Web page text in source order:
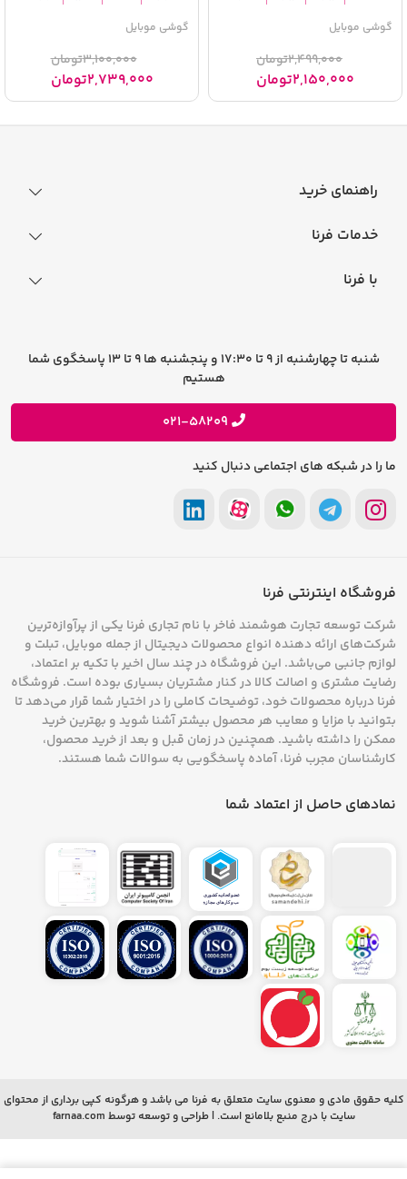
گوشی موبایل
2,499,000تومان
2,150,000تومان
گوشی موبایل
3,100,000تومان
2,739,000تومان
راهنمای خرید
راهنمای خرید اقساطی
خدمات فرنا
شرایط و قوانین
با فرنا
فرصت های شغلی
پیشنهادات و انتقادات
شنبه تا چهارشنبه از 9 تا 17:30 و پنجشنبه ها 9 تا 13 پاسخگوی شما
هستیم
021-58209
ما را در شبکه های اجتماعی دنبال کنید
فروشگاه اینترنتی فرنا
شرکت توسعه تجارت هوشمند فاخر با نام تجاری فرنا یکی از پرآوازه‌ترین
شرکت‌های ارائه دهنده انواع محصولات دیجیتال از جمله موبایل، تبلت و
لوازم جانبی می‌باشد. این فروشگاه در چند سال اخیر با تکیه بر اعتماد،
رضایت مشتری و اصالت کالا در کنار مشتریان بسیاری بوده است. فروشگاه
فرنا درباره محصولات خود، توضیحات کاملی را در اختیار شما قرار می‌دهد تا
بتوانید با مزایا و معایب هر محصول بیشتر آشنا شوید و بهترین خرید
ممکن را داشته باشید. همچنین در زمان قبل و بعد از خرید محصول،
کارشناسان مجرب فرنا، آماده پاسخگویی به سوالات شما هستند.
نمادهای حاصل از اعتماد شما
کلیه حقوق مادی و معنوی سایت متعلق به فرنا می باشد و هرگونه کپی برداری از محتوای
سایت با درج منبع بلامانع است. | طراحی و توسعه توسط farnaa.com